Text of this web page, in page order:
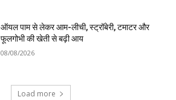
ऑयल पाम से लेकर आम-लीची, स्ट्रॉबेरी, टमाटर और
फूलगोभी की खेती से बढ़ी आय
08/08/2026
Load more